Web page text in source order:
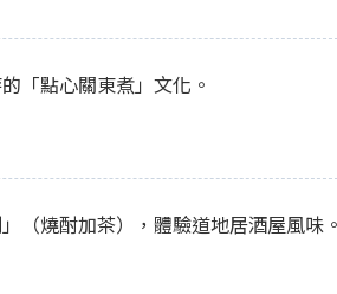
「點心關東煮」文化。
（燒酎加茶），體驗道地居酒屋風味